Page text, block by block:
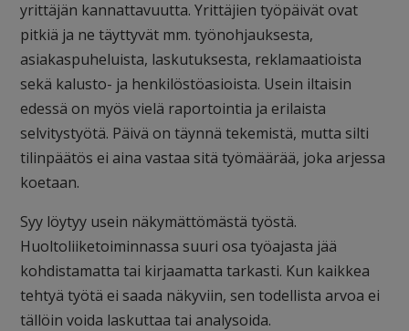
yrittäjän kannattavuutta. Yrittäjien työpäivät ovat
pitkiä ja ne täyttyvät mm. työnohjauksesta,
asiakaspuheluista, laskutuksesta, reklamaatioista
sekä kalusto- ja henkilöstöasioista. Usein iltaisin
edessä on myös vielä raportointia ja erilaista
selvitystyötä. Päivä on täynnä tekemistä, mutta silti
tilinpäätös ei aina vastaa sitä työmäärää, joka arjessa
koetaan.
Syy löytyy usein näkymättömästä työstä.
Huoltoliiketoiminnassa suuri osa työajasta jää
kohdistamatta tai kirjaamatta tarkasti. Kun kaikkea
tehtyä työtä ei saada näkyviin, sen todellista arvoa ei
tällöin voida laskuttaa tai analysoida.